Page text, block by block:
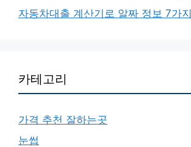
자동차대출 계산기로 알짜 정보 7가지
카테고리
가격 추천 잘하는곳
눈썹